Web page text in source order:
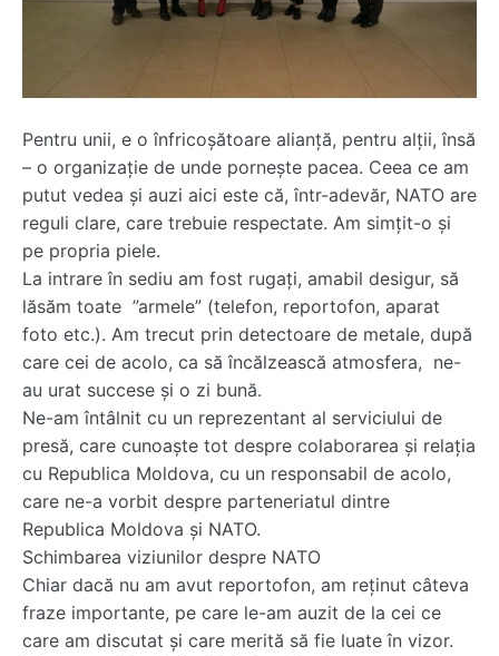
Pentru unii, e o înfricoșătoare alianță, pentru alții, însă
– o organizație de unde pornește pacea. Ceea ce am
putut vedea și auzi aici este că, într-adevăr, NATO are
reguli clare, care trebuie respectate. Am simțit-o și
pe propria piele.
La intrare în sediu am fost rugați, amabil desigur, să
lăsăm toate ”armele” (telefon, reportofon, aparat
foto etc.). Am trecut prin detectoare de metale, după
care cei de acolo, ca să încălzească atmosfera, ne-
au urat succese și o zi bună.
Ne-am întâlnit cu un reprezentant al serviciului de
presă, care cunoaște tot despre colaborarea și relația
cu Republica Moldova, cu un responsabil de acolo,
care ne-a vorbit despre parteneriatul dintre
Republica Moldova și NATO.
Schimbarea viziunilor despre NATO
Chiar dacă nu am avut reportofon, am reținut câteva
fraze importante, pe care le-am auzit de la cei ce
care am discutat și care merită să fie luate în vizor.